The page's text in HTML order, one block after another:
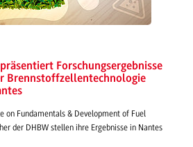
Forschungsergebnisse
Brennstoffzellentechnologie
on Fundamentals & Development of Fuel
der DHBW stellen ihre Ergebnisse in Nantes